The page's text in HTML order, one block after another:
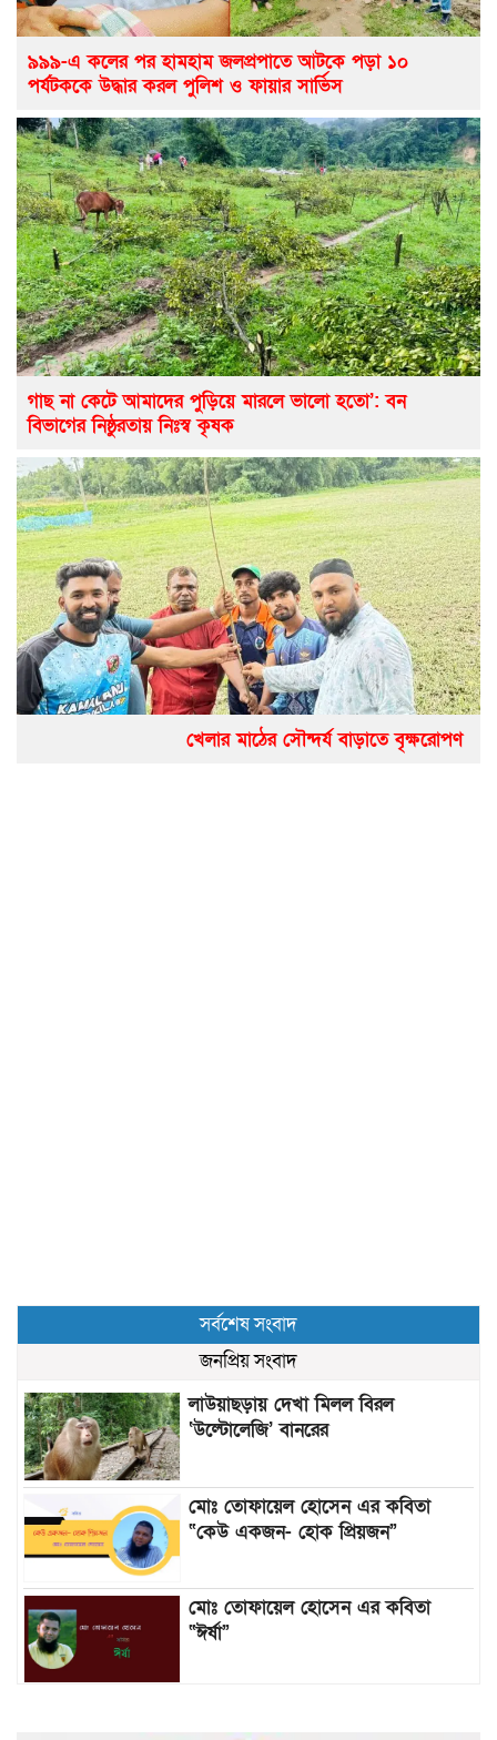
৯৯৯-এ কলের পর হামহাম জলপ্রপাতে আটকে পড়া ১০
পর্যটককে উদ্ধার করল পুলিশ ও ফায়ার সার্ভিস
গাছ না কেটে আমাদের পুড়িয়ে মারলে ভালো হতো’: বন
বিভাগের নিষ্ঠুরতায় নিঃস্ব কৃষক
খেলার মাঠের সৌন্দর্য বাড়াতে বৃক্ষরোপণ
সর্বশেষ সংবাদ
জনপ্রিয় সংবাদ
লাউয়াছড়ায় দেখা মিলল বিরল
‘উল্টোলেজি’ বানরের
মোঃ তোফায়েল হোসেন এর কবিতা
“কেউ একজন- হোক প্রিয়জন”
মোঃ তোফায়েল হোসেন এর কবিতা
“ঈর্ষা”
আটকে পড়া ১০ পর্যটককে উদ্ধার করল